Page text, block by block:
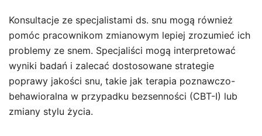
Konsultacje ze specjalistami ds. snu mogą również
pomóc pracownikom zmianowym lepiej zrozumieć ich
problemy ze snem. Specjaliści mogą interpretować
wyniki badań i zalecać dostosowane strategie
poprawy jakości snu, takie jak terapia poznawczo-
behawioralna w przypadku bezsenności (CBT-I) lub
zmiany stylu życia.